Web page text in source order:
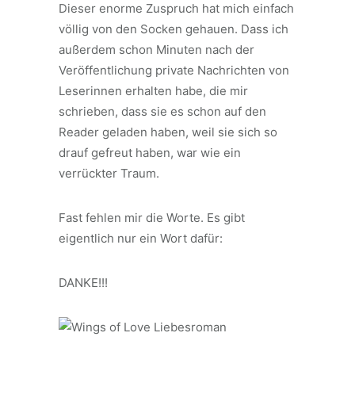
Dieser enorme Zuspruch hat mich einfach
völlig von den Socken gehauen. Dass ich
außerdem schon Minuten nach der
Veröffentlichung private Nachrichten von
Leserinnen erhalten habe, die mir
schrieben, dass sie es schon auf den
Reader geladen haben, weil sie sich so
drauf gefreut haben, war wie ein
verrückter Traum.
Fast fehlen mir die Worte. Es gibt
eigentlich nur ein Wort dafür:
DANKE!!!